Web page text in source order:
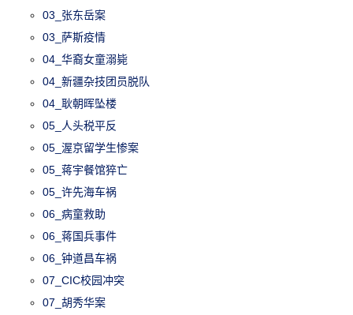
03_张东岳案
03_萨斯疫情
04_华裔女童溺毙
04_新疆杂技团员脱队
04_耿朝晖坠楼
05_人头税平反
05_渥京留学生惨案
05_蒋宇餐馆猝亡
05_许先海车祸
06_病童救助
06_蒋国兵事件
06_钟道昌车祸
07_CIC校园冲突
07_胡秀华案